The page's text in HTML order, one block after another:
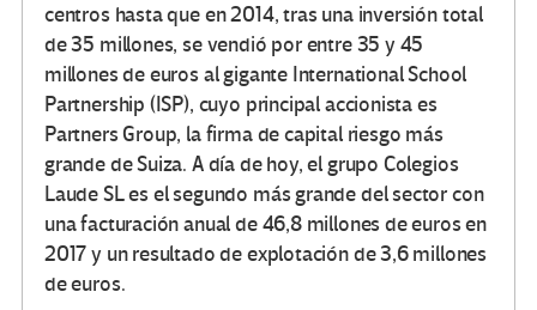
centros hasta que en 2014, tras una inversión total
de 35 millones, se vendió por entre 35 y 45
millones de euros al gigante International School
Partnership (ISP), cuyo principal accionista es
Partners Group, la firma de capital riesgo más
grande de Suiza. A día de hoy, el grupo Colegios
Laude SL es el segundo más grande del sector con
una facturación anual de 46,8 millones de euros en
2017 y un resultado de explotación de 3,6 millones
de euros.